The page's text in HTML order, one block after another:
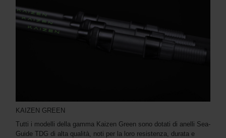
KAIZEN GREEN
Tutti i modelli della gamma Kaizen Green sono dotati di anelli Sea-
Guide TDG di alta qualità, noti per la loro resistenza, durata e